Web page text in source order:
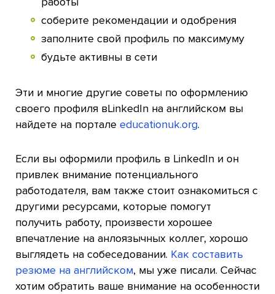
соберите рекомендации и одобрения
заполните свой профиль по максимуму
будьте активны в сети
Эти и многие другие советы по оформлению
своего профиля вLinkedIn на английском вы
найдете на портале educationuk.org.
Если вы оформили профиль в LinkedIn и он
привлек внимание потенциального
работодателя, вам также стоит ознакомиться с
другими ресурсами, которые помогут
получить работу, произвести хорошее
впечатление на анлоязычных коллег, хорошо
выглядеть на собеседовании. Как составить
резюме на английском, мы уже писали. Сейчас
хотим обратить ваше внимание на особенности